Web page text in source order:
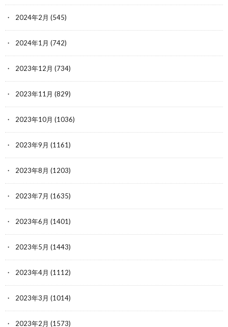
2024年2月 (545)
2024年1月 (742)
2023年12月 (734)
2023年11月 (829)
2023年10月 (1036)
2023年9月 (1161)
2023年8月 (1203)
2023年7月 (1635)
2023年6月 (1401)
2023年5月 (1443)
2023年4月 (1112)
2023年3月 (1014)
2023年2月 (1573)